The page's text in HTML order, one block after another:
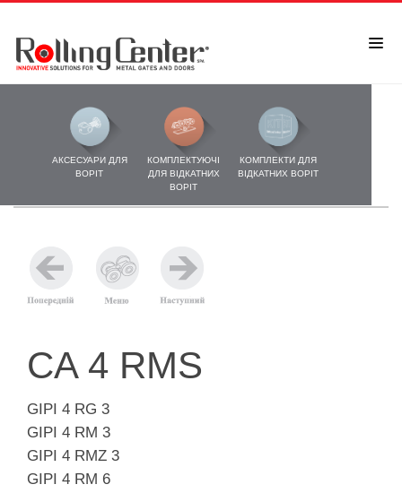
АКСЕСУАРИ ДЛЯ
ВОРІТ
КОМПЛЕКТУЮЧІ
ДЛЯ ВІДКАТНИХ
ВОРІТ
КОМПЛЕКТИ ДЛЯ
ВІДКАТНИХ ВОРІТ
CA 4 RMS
GIPI 4 RG 3
GIPI 4 RM 3
GIPI 4 RMZ 3
GIPI 4 RM 6